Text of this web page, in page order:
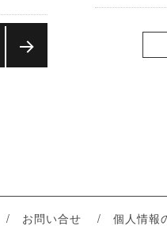
お問い合せ 個人情報